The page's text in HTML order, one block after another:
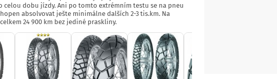
dobu jízdy. Ani po tomto extrémním testu se na pneu
absolvovat ješte minimálne dalších 2-3 tis.km. Na
24 900 km bez jediné praskliny.